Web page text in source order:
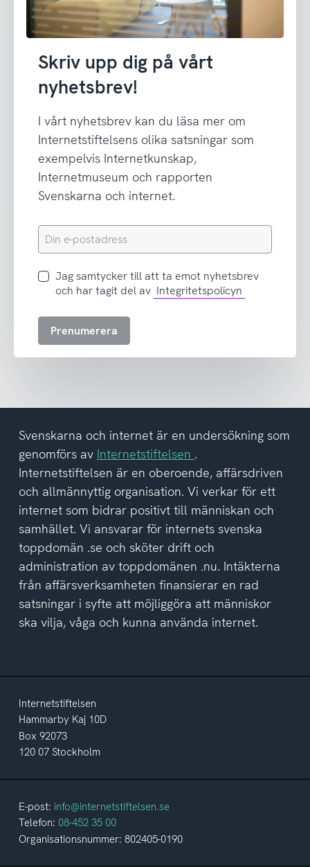
Skriv upp dig på vårt
nyhetsbrev!
I vårt nyhetsbrev kan du läsa mer om
Internetstiftelsens olika satsningar som
exempelvis Internetkunskap,
Internetmuseum och rapporten
Svenskarna och internet.
Din
e-
Jag
samtycker
att
del
av
integritetspolicyn
Jag samtycker till att ta emot nyhetsbrev
och har tagit del av Integritetspolicyn
Prenumerera
Svenskarna och internet är en undersökning som
genomförs av Internetstiftelsen .
Internetstiftelsen är en oberoende, affärsdriven
och allmännyttig organisation. Vi verkar för ett
internet som bidrar positivt till människan och
samhället. Vi ansvarar för internets svenska
toppdomän .se och sköter drift och
administration av toppdomänen .nu. Intäkterna
från affärsverksamheten finansierar en rad
satsningar i syfte att möjliggöra att människor
ska vilja, våga och kunna använda internet.
Internetstiftelsen
Hammarby Kaj 10D
Box 92073
120 07 Stockholm
E-post: info@internetstiftelsen.se
Telefon: 08-452 35 00
Organisationsnummer: 802405-0190